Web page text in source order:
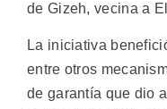
de Gizeh, vecina a
La iniciativa
entre otros
de garantía que dio